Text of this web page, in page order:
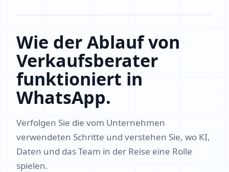
Wie der Ablauf von
Verkaufsberater
funktioniert in
WhatsApp.
Verfolgen Sie die vom Unternehmen
verwendeten Schritte und verstehen Sie, wo KI,
Daten und das Team in der Reise eine Rolle
spielen.